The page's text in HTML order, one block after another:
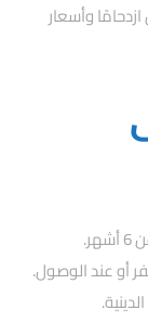
وأسعار
أو عند الوصول.